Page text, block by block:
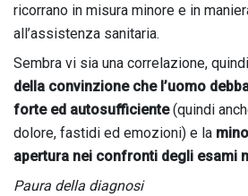
ricorrano in misura minore e in
all’assistenza sanitaria.
Sembra vi sia una correlazione,
della convinzione che l’uomo
forte ed autosufficiente(quindi
dolore, fastidi ed emozioni) e la
apertura nei confronti degli esami
Paura della diagnosi